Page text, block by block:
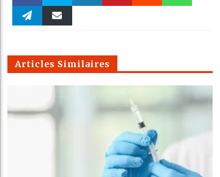
Faceboo Twitter
m
Articles Similaires